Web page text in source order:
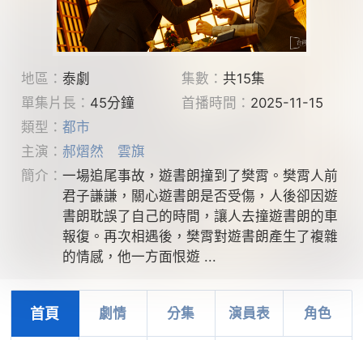
地區： 泰劇 集數： 共15集
單集片長： 45分鐘 首播時間： 2025-11-15
類型： 都市
主演： 郝熠然
雲旗
簡介： 一場追尾事故，遊書朗撞到了樊霄。樊霄人前
君子謙謙，關心遊書朗是否受傷，人後卻因遊
書朗耽誤了自己的時間，讓人去撞遊書朗的車
報復。再次相遇後，樊霄對遊書朗產生了複雜
的情感，他一方面恨遊 ...
首頁 劇情 分集 演員表 角色